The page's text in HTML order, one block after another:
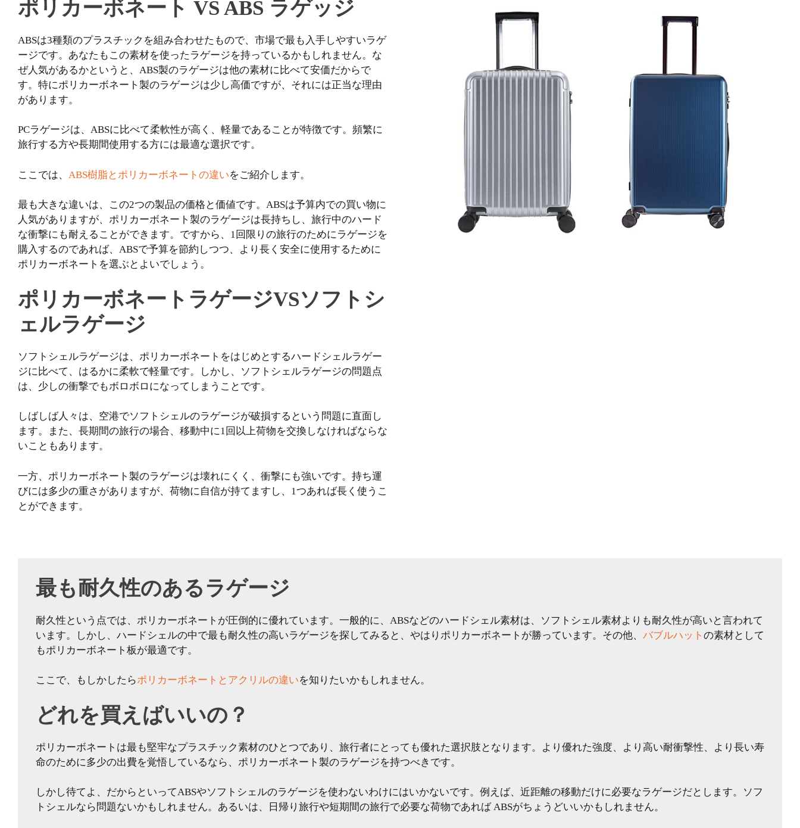
ポリカーボネート VS ABS ラゲッジ
ABSは3種類のプラスチックを組み合わせたもので、市場で最も入手しやすいラゲ
ージです。あなたもこの素材を使ったラゲージを持っているかもしれません。な
ぜ人気があるかというと、ABS製のラゲージは他の素材に比べて安価だからで
す。特にポリカーボネート製のラゲージは少し高価ですが、それには正当な理由
があります。
PCラゲージは、ABSに比べて柔軟性が高く、軽量であることが特徴です。頻繁に
旅行する方や長期間使用する方には最適な選択です。
ここでは、 ABS樹脂とポリカーボネートの違いをご紹介します。
最も大きな違いは、この2つの製品の価格と価値です。ABSは予算内での買い物に
人気がありますが、ポリカーボネート製のラゲージは長持ちし、旅行中のハード
な衝撃にも耐えることができます。ですから、1回限りの旅行のためにラゲージを
購入するのであれば、ABSで予算を節約しつつ、より長く安全に使用するために
ポリカーボネートを選ぶとよいでしょう。
ポリカーボネートラゲージVSソフトシ
ェルラゲージ
ソフトシェルラゲージは、ポリカーボネートをはじめとするハードシェルラゲー
ジに比べて、はるかに柔軟で軽量です。しかし、ソフトシェルラゲージの問題点
は、少しの衝撃でもボロボロになってしまうことです。
しばしば人々は、空港でソフトシェルのラゲージが破損するという問題に直面し
ます。また、長期間の旅行の場合、移動中に1回以上荷物を交換しなければならな
いこともあります。
一方、ポリカーボネート製のラゲージは壊れにくく、衝撃にも強いです。持ち運
びには多少の重さがありますが、荷物に自信が持てますし、1つあれば長く使うこ
とができます。
最も耐久性のあるラゲージ
耐久性という点では、ポリカーボネートが圧倒的に優れています。一般的に、ABSなどのハードシェル素材は、ソフトシェル素材よりも耐久性が高いと言われて
います。しかし、ハードシェルの中で最も耐久性の高いラゲージを探してみると、やはりポリカーボネートが勝っています。その他、 バブルハット の素材として
もポリカーボネート板が最適です。
ここで、もしかしたらポリカーボネートとアクリルの違いを知りたいかもしれません。
どれを買えばいいの？
ポリカーボネートは最も堅牢なプラスチック素材のひとつであり、旅行者にとっても優れた選択肢となります。より優れた強度、より高い耐衝撃性、より長い寿
命のために多少の出費を覚悟しているなら、ポリカーボネート製のラゲージを持つべきです。
しかし待てよ、だからといってABSやソフトシェルのラゲージを使わないわけにはいかないです。例えば、近距離の移動だけに必要なラゲージだとします。ソフ
トシェルなら問題ないかもしれません。あるいは、日帰り旅行や短期間の旅行で必要な荷物であれば ABSがちょうどいいかもしれません。